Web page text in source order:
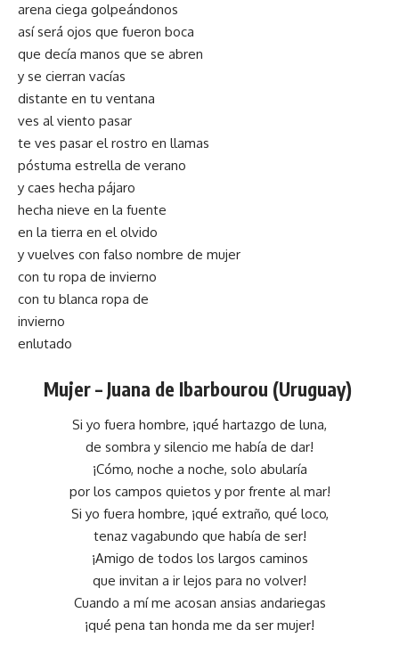
arena ciega golpeándonos
así será ojos que fueron boca
que decía manos que se abren
y se cierran vacías
distante en tu ventana
ves al viento pasar
te ves pasar el rostro en llamas
póstuma estrella de verano
y caes hecha pájaro
hecha nieve en la fuente
en la tierra en el olvido
y vuelves con falso nombre de mujer
con tu ropa de invierno
con tu blanca ropa de
invierno
enlutado
Mujer –Juana de Ibarbourou (Uruguay)
Si yo fuera hombre, ¡qué hartazgo de luna,
de sombra y silencio me había de dar!
¡Cómo, noche a noche, solo abularía
por los campos quietos y por frente al mar!
Si yo fuera hombre, ¡qué extraño, qué loco,
tenaz vagabundo que había de ser!
¡Amigo de todos los largos caminos
que invitan a ir lejos para no volver!
Cuando a mí me acosan ansias andariegas
¡qué pena tan honda me da ser mujer!